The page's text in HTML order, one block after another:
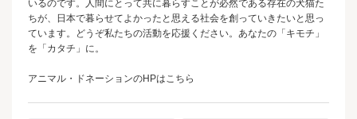
いるのです。人間にとって共に暮らすことが必然である存在の犬猫た
ちが、日本で暮らせてよかったと思える社会を創っていきたいと思っ
ています。どうぞ私たちの活動を応援ください。あなたの「キモチ」
を「カタチ」に。
アニマル・ドネーションのHPはこちら